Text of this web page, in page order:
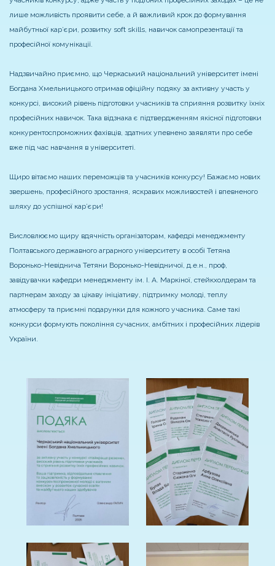
лише можливість проявити себе, а й важливий крок до формування
майбутньої кар’єри, розвитку soft skills, навичок самопрезентації та
професійної комунікації.
Надзвичайно приємно, що Черкаський національний університет імені
Богдана Хмельницького отримав офіційну подяку за активну участь у
конкурсі, високий рівень підготовки учасників та сприяння розвитку їхніх
професійних навичок. Така відзнака є підтвердженням якісної підготовки
конкурентоспроможних фахівців, здатних упевнено заявляти про себе
вже під час навчання в університеті.
Щиро вітаємо наших переможців та учасників конкурсу! Бажаємо нових
звершень, професійного зростання, яскравих можливостей і впевненого
шляху до успішної кар’єри!
Висловлюємо щиру вдячність організаторам, кафедрі менеджменту
Полтавського державного аграрного університету в особі Тетяна
Воронько-Невіднича Тетяни Воронько-Невідничої, д.е.н., проф,
завідувачки кафедри менеджменту ім. І. А. Маркіної, стейкхолдерам та
партнерам заходу за цікаву ініціативу, підтримку молоді, теплу
атмосферу та приємні подарунки для кожного учасника. Саме такі
конкурси формують покоління сучасних, амбітних і професійних лідерів
України.